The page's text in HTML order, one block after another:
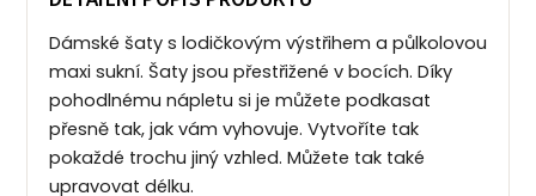
Dámské šaty s lodičkovým výstřihem a půlkolovou
maxi sukní. Šaty jsou přestřižené v bocích. Díky
pohodlnému nápletu si je můžete podkasat
přesně tak, jak vám vyhovuje. Vytvoříte tak
pokaždé trochu jiný vzhled. Můžete tak také
upravovat délku.